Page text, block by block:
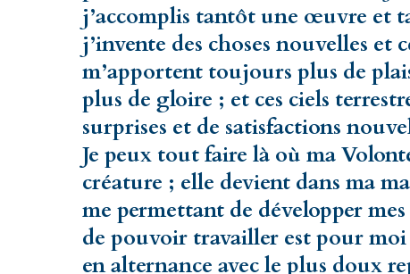
j’accomplis tantôt une œuvre et
j’invente des choses nouvelles et
m’apportent toujours plus de
plus de gloire ; et ces ciels
surprises et de satisfactions
Je peux tout faire là où ma
créature ; elle devient dans ma
me permettant de développer
de pouvoir travailler est pour moi
en alternance avec le plus doux